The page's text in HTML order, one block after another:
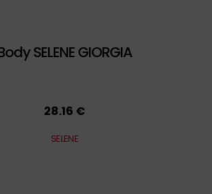
SELENE GIORGIA
28.16 €
SELENE